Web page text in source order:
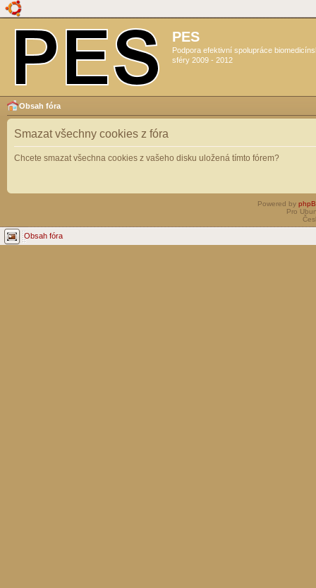
PES
Podpora efektivní spolupráce
sféry 2009 - 2012
Obsah fóra
Smazat všechny cookies z fóra
Chcete smazat všechna cookies z vašeho disku uložená tímto fórem?
Powered by
Pro
Obsah fóra